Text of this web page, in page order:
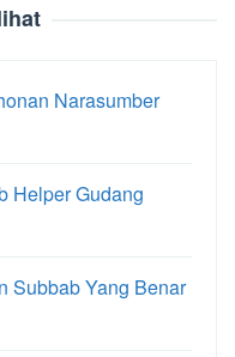
Narasumber
Helper Gudang
Subbab Yang Benar